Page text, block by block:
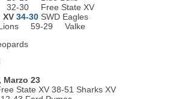
32-30 Free State XV
XV 34-30 SWD Eagles
Lions 59-29 Valke
Marzo 23
State XV 38-51 Sharks XV